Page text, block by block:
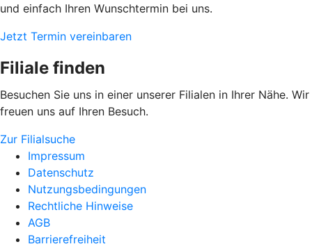
und einfach Ihren Wunschtermin bei uns.
Jetzt Termin vereinbaren
Filiale finden
Besuchen Sie uns in einer unserer Filialen in Ihrer Nähe. Wir
freuen uns auf Ihren Besuch.
Zur Filialsuche
Impressum
Datenschutz
Nutzungsbedingungen
Rechtliche Hinweise
AGB
Barrierefreiheit